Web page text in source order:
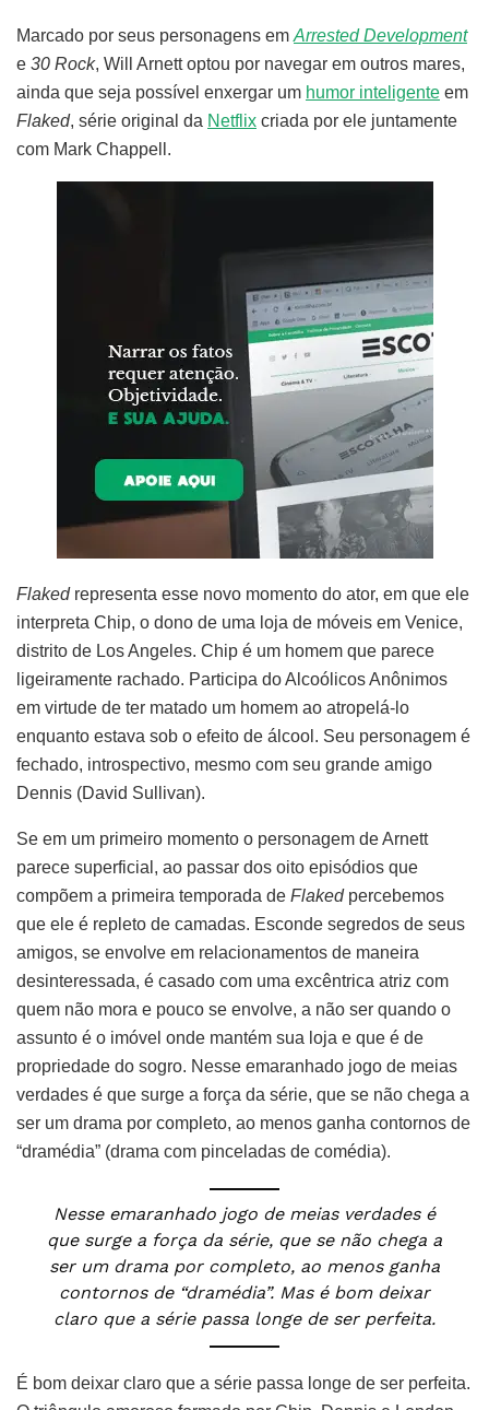
Marcado por seus personagens em Arrested Development
e 30 Rock, Will Arnett optou por navegar em outros mares,
ainda que seja possível enxergar um humor inteligente em
Flaked, série original da Netflix criada por ele juntamente
com Mark Chappell.
Flakedrepresenta esse novo momento do ator, em que ele
interpreta Chip, o dono de uma loja de móveis em Venice,
distrito de Los Angeles. Chip é um homem que parece
ligeiramente rachado. Participa do Alcoólicos Anônimos
em virtude de ter matado um homem ao atropelá-lo
enquanto estava sob o efeito de álcool. Seu personagem é
fechado, introspectivo, mesmo com seu grande amigo
Dennis (David Sullivan).
Se em um primeiro momento o personagem de Arnett
parece superficial, ao passar dos oito episódios que
compõem a primeira temporada de Flakedpercebemos
que ele é repleto de camadas. Esconde segredos de seus
amigos, se envolve em relacionamentos de maneira
desinteressada, é casado com uma excêntrica atriz com
quem não mora e pouco se envolve, a não ser quando o
assunto é o imóvel onde mantém sua loja e que é de
propriedade do sogro. Nesse emaranhado jogo de meias
verdades é que surge a força da série, que se não chega a
ser um drama por completo, ao menos ganha contornos de
“dramédia” (drama com pinceladas de comédia).
Nesse emaranhado jogo de meias verdades é
que surge a força da série, que se não chega a
ser um drama por completo, ao menos ganha
contornos de “dramédia”. Mas é bom deixar
claro que a série passa longe de ser perfeita.
É bom deixar claro que a série passa longe de ser perfeita.